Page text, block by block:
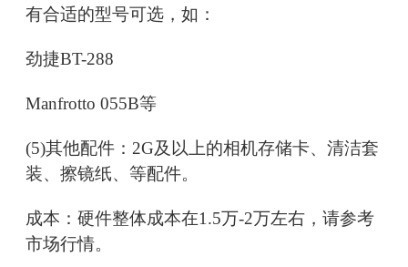
有合适的型号可选，如：
劲捷BT-288
Manfrotto 055B等
(5)其他配件：2G及以上的相机存储卡、清洁套
装、擦镜纸、等配件。
成本：硬件整体成本在1.5万-2万左右，请参考
市场行情。